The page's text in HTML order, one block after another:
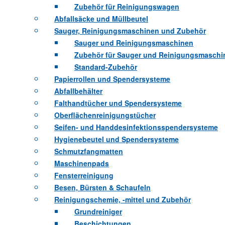
Zubehör für Reinigungswagen
Abfallsäcke und Müllbeutel
Sauger, Reinigungsmaschinen und Zubehör
Sauger und Reinigungsmaschinen
Zubehör für Sauger und
Standard-Zubehör
Papierrollen und Spendersysteme
Abfallbehälter
Falthandtücher und Spendersysteme
Oberflächenreinigungstücher
Seifen- und Handdesinfektionsspendersysteme
Hygienebeutel und Spendersysteme
Schmutzfangmatten
Maschinenpads
Fensterreinigung
Besen, Bürsten & Schaufeln
Reinigungschemie, -mittel und Zubehör
Grundreiniger